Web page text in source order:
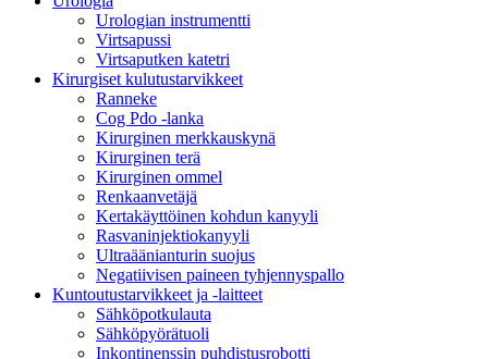
Urologian instrumentti
Virtsapussi
Virtsaputken katetri
Kirurgiset kulutustarvikkeet
Ranneke
Cog Pdo -lanka
Kirurginen merkkauskynä
Kirurginen terä
Kirurginen ommel
Renkaanvetäjä
Kertakäyttöinen kohdun kanyyli
Rasvaninjektiokanyyli
Ultraäänianturin suojus
Negatiivisen paineen tyhjennyspallo
Kuntoutustarvikkeet ja -laitteet
Sähköpotkulauta
Sähköpyörätuoli
Inkontinenssin puhdistusrobotti